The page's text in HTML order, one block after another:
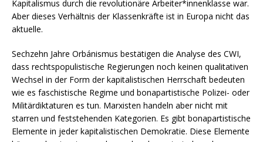
Kapitalismus durch die revolutionäre Arbeiter*innenklasse war.
Aber dieses Verhältnis der Klassenkräfte ist in Europa nicht das
aktuelle.
Sechzehn Jahre Orbánismus bestätigen die Analyse des CWI,
dass rechtspopulistische Regierungen noch keinen qualitativen
Wechsel in der Form der kapitalistischen Herrschaft bedeuten
wie es faschistische Regime und bonapartistische Polizei- oder
Militärdiktaturen es tun. Marxisten handeln aber nicht mit
starren und feststehenden Kategorien. Es gibt bonapartistische
Elemente in jeder kapitalistischen Demokratie. Diese Elemente